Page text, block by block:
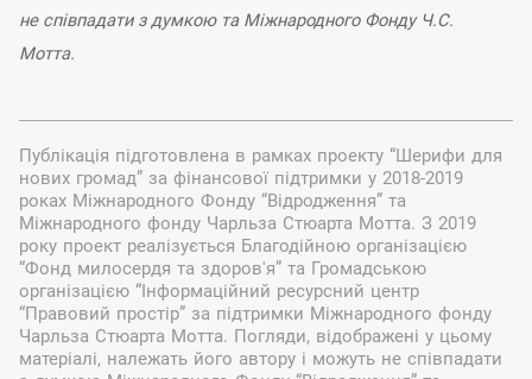
не співпадати з думкою та Міжнародного Фонду Ч.С.
Мотта.
Публікація підготовлена в рамках проекту “Шерифи для
нових громад” за фінансової підтримки у 2018-2019
роках Міжнародного Фонду “Відродження” та
Міжнародного фонду Чарльза Стюарта Мотта. З 2019
року проект реалізується Благодійною організацією
“Фонд милосердя та здоров'я” та Громадською
організацією “Інформаційний ресурсний центр
“Правовий простір” за підтримки Міжнародного фонду
Чарльза Стюарта Мотта. Погляди, відображені у цьому
матеріалі, належать його автору і можуть не співпадати